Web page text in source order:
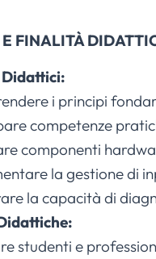
FINALITÀ
i principi
competenze
componenti
la gestione di
la capacità di
studenti e